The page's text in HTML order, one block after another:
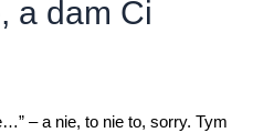
a dam Ci
– a nie, to nie to, sorry. Tym